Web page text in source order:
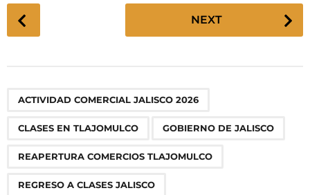
P
o
g
NEXT
ACTIVIDAD COMERCIAL JALISCO 2026
CLASES EN TLAJOMULCO GOBIERNO DE JALISCO
REAPERTURA COMERCIOS TLAJOMULCO
REGRESO A CLASES JALISCO